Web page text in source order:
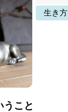
生き方
うこと